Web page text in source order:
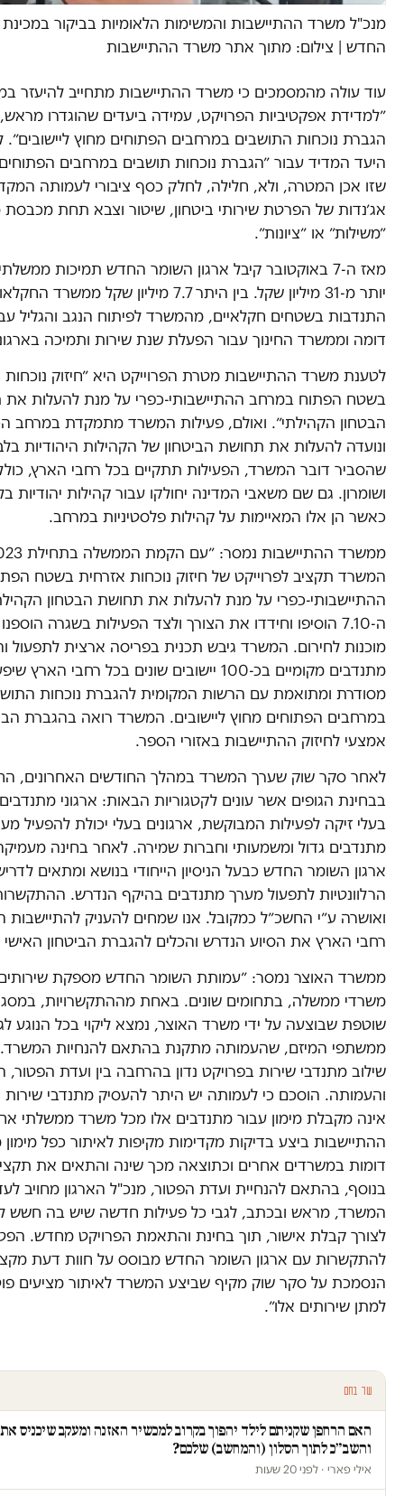
מנכ"ל משרד ההתיישבות והמשימות הלאומיות בביקור
החדש | צילום: מתוך אתר משרד ההתיישבות
עוד עולה מהמסמכים כי משרד ההתיישבות מתחייב להיעזר
״למדידת אפקטיביות הפרויקט, עמידה ביעדים שהוגדרו
הגברת נוכחות התושבים במרחבים הפתוחים מחוץ ליישובים״.
היעד המדיד עבור ״הגברת נוכחות תושבים במרחבים
שזו אכן המטרה, ולא, חלילה, לחלק כסף ציבורי לעמותה
אג׳נדות של הפרטת שירותי ביטחון, שיטור וצבא תחת מכבסת
״משילות״ או ״ציונות״.
מאז ה-7 באוקטובר קיבל ארגון השומר החדש תמיכות
יותר מ-31 מיליון שקל. בין היתר 7.7 מיליון שקל
התנדבות בשטחים חקלאיים, מהמשרד לפיתוח הנגב והגליל
דומה וממשרד החינוך עבור הפעלת שנת שירות ותמיכה
לטענת משרד ההתיישבות מטרת הפרוייקט היא ״חיזוק נוכחות
בשטח הפתוח במרחב ההתיישבותי-כפרי על מנת להעלות
הבטחון הקהילתי״. ואולם, פעילות המשרד מתמקדת במרחב
ונועדה להעלות את תחושת הביטחון של הקהילות היהודיות
שהסביר דובר המשרד, הפעילות תתקיים בכל רחבי הארץ,
ושומרון. גם שם משאבי המדינה יחולקו עבור קהילות יהודיות
כאשר הן אלו המאיימות על קהילות פלסטיניות במרחב.
המשרד תקציב לפרוייקט של חיזוק נוכחות אזרחית בשטח
ההתיישבותי-כפרי על מנת להעלות את תחושת הבטחון
ה-7.10 הוסיפו וחידדו את הצורך ולצד הפעילות בשגרה
מוכנות לחירום. המשרד גיבש תכנית בפריסה ארצית לתפעול
מתנדבים מקומיים בכ-100 יישובים שונים בכל רחבי
מסודרת ומתואמת עם הרשות המקומית להגברת נוכחות
במרחבים הפתוחים מחוץ ליישובים. המשרד רואה בהגברת
אמצעי לחיזוק ההתיישבות באזורי הספר.
לאחר סקר שוק שערך המשרד במהלך החודשים האחרונים,
בבחינת הגופים אשר עונים לקטגוריות הבאות: ארגוני
בעלי זיקה לפעילות המבוקשת, ארגונים בעלי יכולת להפעיל
מתנדבים גדול ומשמעותי וחברות שמירה. לאחר בחינה
ארגון השומר החדש כבעל הניסיון הייחודי בנושא ומתאים
הרלוונטיות לתפעול מערך מתנדבים בהיקף הנדרש.
ואושרה ע״י החשכ״ל כמקובל. אנו שמחים להעניק להתיישבות
רחבי הארץ את הסיוע הנדרש והכלים להגברת הביטחון האישי
ממשרד האוצר נמסר: ״⁠עמותת השומר החדש מספקת
משרדי ממשלה, בתחומים שונים. באחת מההתקשרויות,
שוטפת שבוצעה על ידי משרד האוצר, נמצא ליקוי בכל הנוגע
ממשתפי המיזם, שהעמותה מתקנת בהתאם להנחיות
שילוב מתנדבי שירות בפרויקט נדון בהרחבה בין ועדת
והעמותה. הוסכם כי לעמותה יש היתר להעסיק מתנדבי
אינה מקבלת מימון עבור מתנדבים אלו מכל משרד ממשלתי
ההתיישבות ביצע בדיקות מקדימות מקיפות לאיתור כפל מימון
דומות במשרדים אחרים וכתוצאה מכך שינה והתאים את
בנוסף, בהתאם להנחיית ועדת הפטור, מנכ"ל הארגון מחויב
המשרד, מראש ובכתב, לגבי כל פעילות חדשה שיש בה חשש
לצורך קבלת אישור, תוך בחינת והתאמת הפרויקט מחדש.
להתקשרות עם ארגון השומר החדש מבוסס על חוות דעת
הנסמכת על סקר שוק מקיף שביצע המשרד לאיתור מציעים
למתן שירותים אלו״.
עוד בחם
האם הרחפן שקניתם לילד יהפוך בקרוב למכשיר האזנה ומעקב שיכניס
והשב״כ לתוך הסלון (והמחשב) שלכם?
אילי פארי · לפני 20 שעות